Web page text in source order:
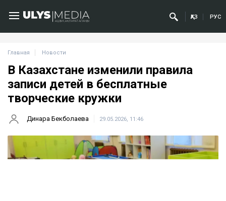
ҚАЗ РУС
Главная Новости
В Казахстане изменили правила
записи детей в бесплатные
творческие кружки
Динара Бекболаева 29.05.2026, 11:46